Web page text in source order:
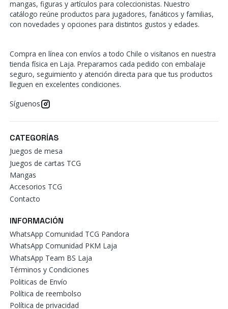
mangas, figuras y artículos para coleccionistas. Nuestro
catálogo reúne productos para jugadores, fanáticos y familias,
con novedades y opciones para distintos gustos y edades.
Compra en línea con envíos a todo Chile o visítanos en nuestra
tienda física en Laja. Preparamos cada pedido con embalaje
seguro, seguimiento y atención directa para que tus productos
lleguen en excelentes condiciones.
Síguenos
CATEGORÍAS
Juegos de mesa
Juegos de cartas TCG
Mangas
Accesorios TCG
Contacto
INFORMACIÓN
WhatsApp Comunidad TCG Pandora
WhatsApp Comunidad PKM Laja
WhatsApp Team BS Laja
Términos y Condiciones
Politicas de Envío
Política de reembolso
Política de privacidad